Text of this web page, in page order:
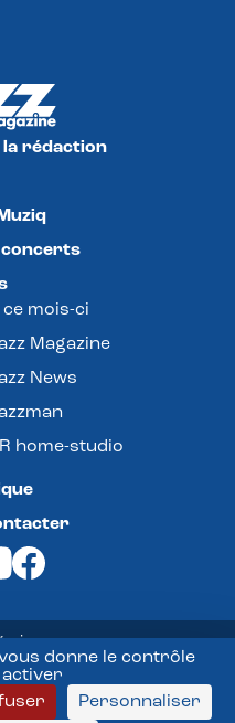
donne le contrôle
activer
Personnaliser
la rédaction
concerts
mois-ci
Magazine
News
home-studio
-
de vente